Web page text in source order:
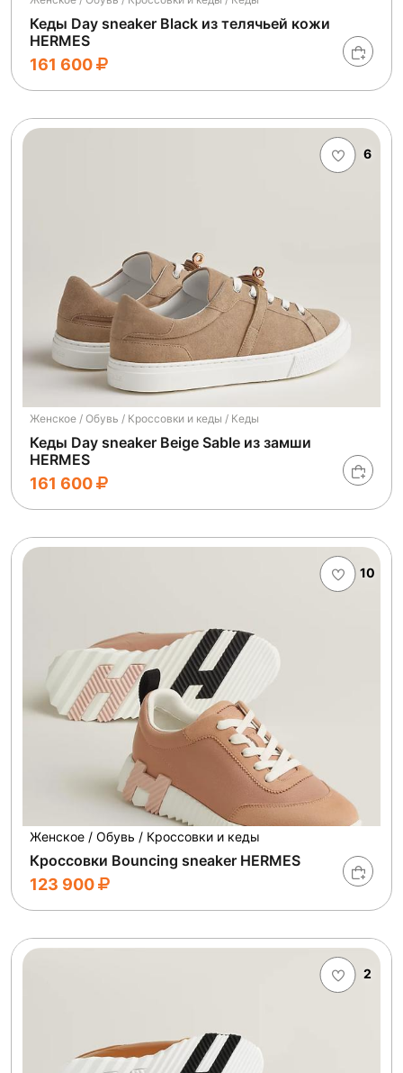
Кеды Day sneaker Black из телячьей кожи
HERMES
161 600
6
Женское / Обувь / Кроссовки и кеды / Кеды
Кеды Day sneaker Beige Sable из замши
HERMES
161 600
10
Женское / Обувь / Кроссовки и кеды
Кроссовки Bouncing sneaker HERMES
123 900
2